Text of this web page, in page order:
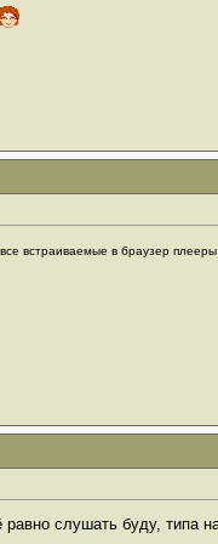
встраиваемые в браузер
слушать буду, типа